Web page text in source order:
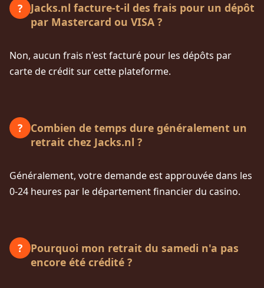
?
Jacks.nl facture-t-il des frais pour un dépôt
par Mastercard ou VISA ?
Non, aucun frais n'est facturé pour les dépôts par
carte de crédit sur cette plateforme.
?
Combien de temps dure généralement un
retrait chez Jacks.nl ?
Généralement, votre demande est approuvée dans les
0-24 heures par le département financier du casino.
?
Pourquoi mon retrait du samedi n'a pas
encore été crédité ?